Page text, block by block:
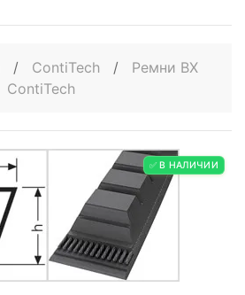
/ ContiTech /
Ремни BX
ContiTech
✅ В НАЛИЧИИ